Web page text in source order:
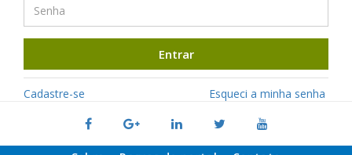
Entrar
Cadastre-se Esqueci a minha senha